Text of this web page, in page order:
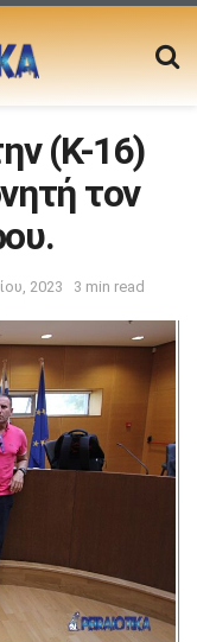
(K-16)
τον
2023 3 min read